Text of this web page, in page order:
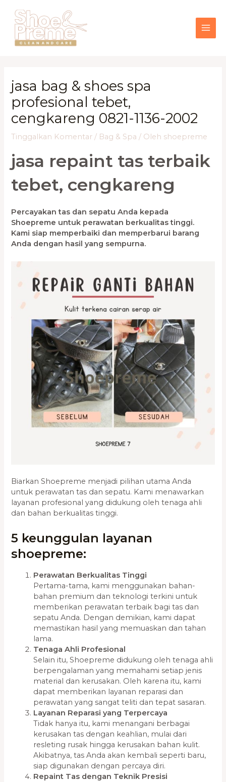
konten
jasa bag & shoes spa
profesional tebet,
cengkareng 0821-1136-2002
Tinggalkan Komentar / Bag & Spa / Oleh shoepreme
jasa repaint tas terbaik
tebet, cengkareng
Percayakan tas dan sepatu Anda kepada
Shoepreme untuk perawatan berkualitas tinggi.
Kami siap memperbaiki dan memperbarui barang
Anda dengan hasil yang sempurna.
Biarkan Shoepreme menjadi pilihan utama Anda
untuk perawatan tas dan sepatu. Kami menawarkan
layanan profesional yang didukung oleh tenaga ahli
dan bahan berkualitas tinggi.
5 keunggulan layanan
shoepreme:
Perawatan Berkualitas Tinggi
Pertama-tama, kami menggunakan bahan-
bahan premium dan teknologi terkini untuk
memberikan perawatan terbaik bagi tas dan
sepatu Anda. Dengan demikian, kami dapat
memastikan hasil yang memuaskan dan tahan
lama.
Tenaga Ahli Profesional
Selain itu, Shoepreme didukung oleh tenaga ahli
berpengalaman yang memahami setiap jenis
material dan kerusakan. Oleh karena itu, kami
dapat memberikan layanan reparasi dan
perawatan yang sangat teliti dan tepat sasaran.
Layanan Reparasi yang Terpercaya
Tidak hanya itu, kami menangani berbagai
kerusakan tas dengan keahlian, mulai dari
resleting rusak hingga kerusakan bahan kulit.
Akibatnya, tas Anda akan kembali seperti baru,
siap digunakan dengan percaya diri.
Repaint Tas dengan Teknik Presisi